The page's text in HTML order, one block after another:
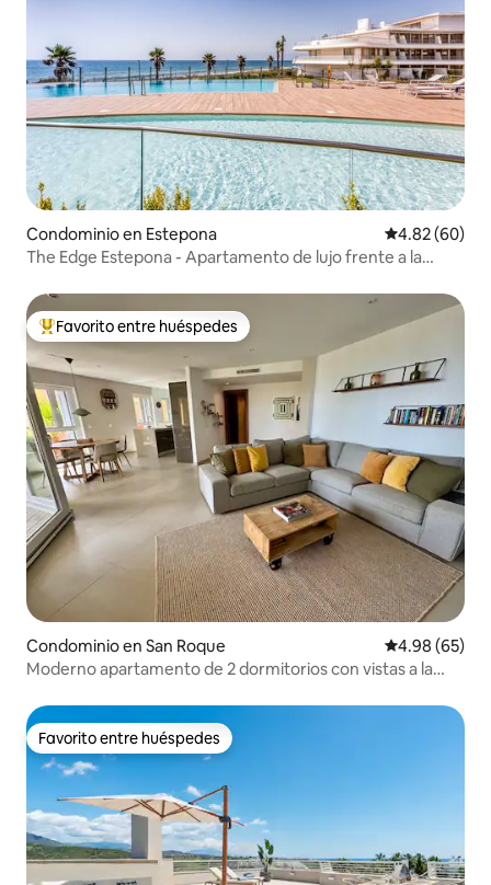
Condominio en Estepona Calificación
4.82 (60)
The Edge Estepona - Apartamento de lujo frente a la
De los mejores en Favorito entre huéspedes
Favorito entre huéspedes
Condominio en San Roque Calificación
4.98 (65)
Moderno apartamento de 2 dormitorios con vistas a la
Favorito entre huéspedes
Favorito entre huéspedes